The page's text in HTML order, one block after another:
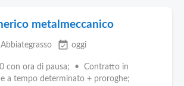
metalmeccanico
Abbiategrasso event_available oggi
con ora di pausa; • Contratto in
a tempo determinato + proroghe;